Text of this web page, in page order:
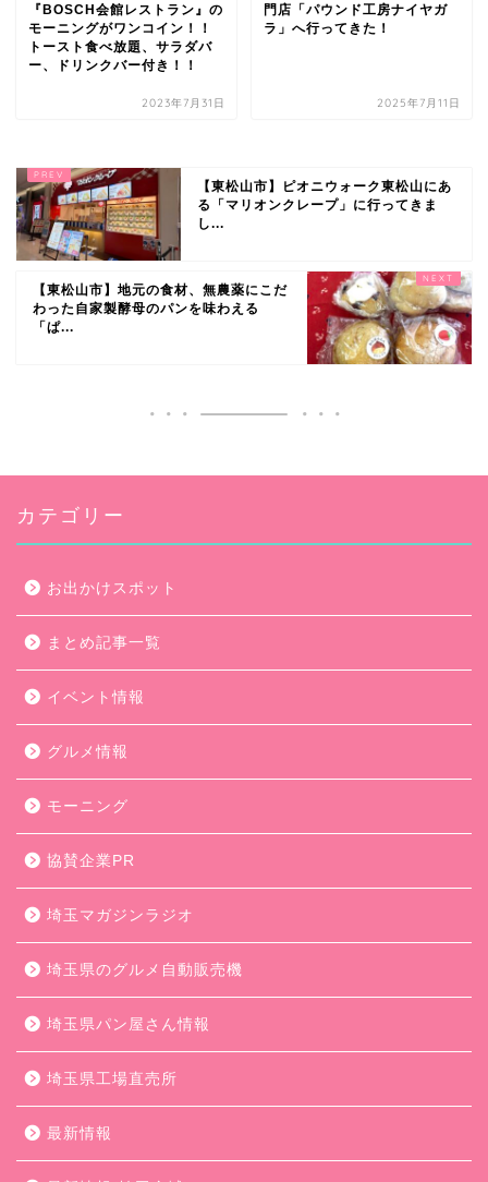
『BOSCH会館レストラン』の
モーニングがワンコイン！！
トースト食べ放題、サラダバ
ー、ドリンクバー付き！！
2023年7月31日
門店「パウンド工房ナイヤガ
ラ」へ行ってきた！
2025年7月11日
【東松山市】ピオニウォーク東松山にあ
る「マリオンクレープ」に行ってきま
し...
【東松山市】地元の食材、無農薬にこだ
わった自家製酵母のパンを味わえる
「ぱ...
カテゴリー
お出かけスポット
まとめ記事一覧
イベント情報
グルメ情報
モーニング
協賛企業PR
埼玉マガジンラジオ
埼玉県のグルメ自動販売機
埼玉県パン屋さん情報
埼玉県工場直売所
最新情報